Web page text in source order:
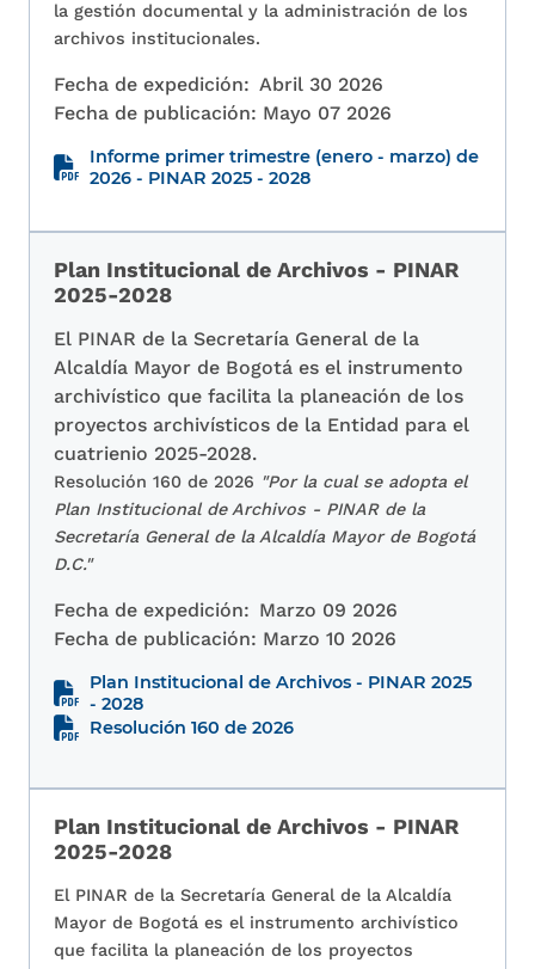
la gestión documental y la administración de los
archivos institucionales.
Fecha de expedición: Abril 30 2026
Fecha de publicación: Mayo 07 2026
Informe primer trimestre (enero - marzo) de
2026 - PINAR 2025 - 2028
Plan Institucional de Archivos - PINAR
2025-2028
El PINAR de la Secretaría General de la
Alcaldía Mayor de Bogotá es el instrumento
archivístico que facilita la planeación de los
proyectos archivísticos de la Entidad para el
cuatrienio 2025-2028.
Resolución 160 de 2026 "Por la cual se adopta el
Plan Institucional de Archivos - PINAR de la
Secretaría General de la Alcaldía Mayor de Bogotá
D.C."
Fecha de expedición: Marzo 09 2026
Fecha de publicación: Marzo 10 2026
Plan Institucional de Archivos - PINAR 2025
- 2028
Resolución 160 de 2026
Plan Institucional de Archivos - PINAR
2025-2028
El PINAR de la Secretaría General de la Alcaldía
Mayor de Bogotá es el instrumento archivístico
que facilita la planeación de los proyectos